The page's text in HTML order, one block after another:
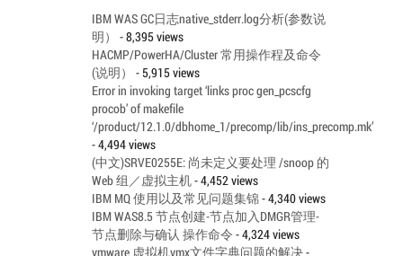
IBM WAS GC日志native_stderr.log分析(参数说
明）
- 8,395 views
HACMP/PowerHA/Cluster 常用操作程及命令
(说明）
- 5,915 views
Error in invoking target ‘links proc gen_pcscfg
procob’ of makefile
‘/product/12.1.0/dbhome_1/precomp/lib/ins_precomp.mk’
- 4,494 views
(中文)SRVE0255E: 尚未定义要处理 /snoop 的
Web 组／虚拟主机- 4,452 views
IBM MQ 使用以及常见问题集锦- 4,340 views
IBM WAS8.5 节点创建-节点加入DMGR管理-
节点删除与确认 操作命令 - 4,324 views
vmware 虚拟机vmx文件字典问题的解决-